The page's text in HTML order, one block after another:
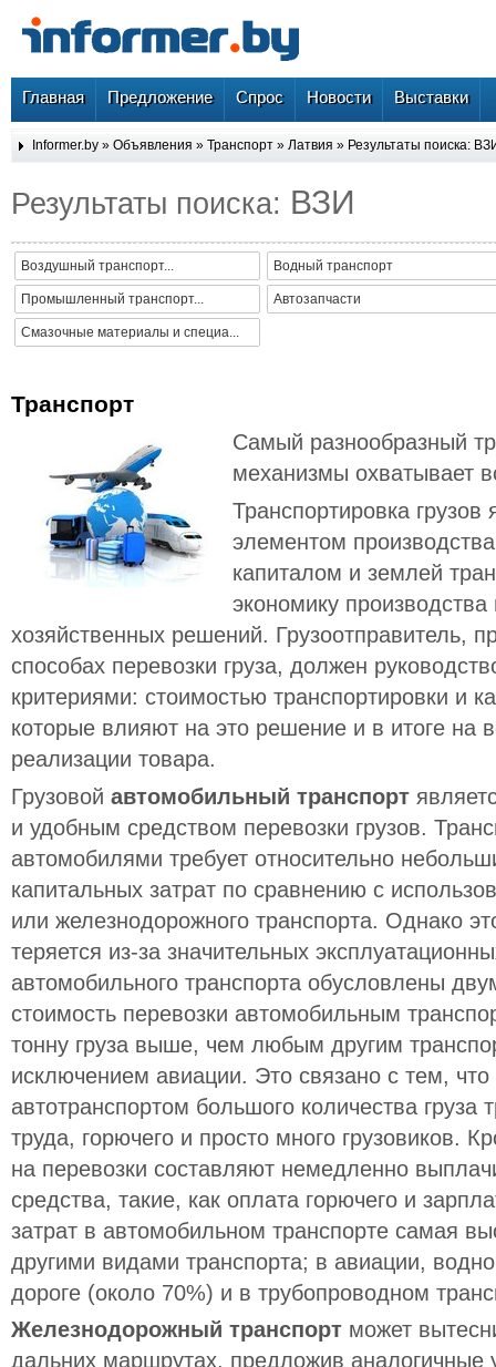
Главная Предложение Спрос Новости Выставки
Informer.by » Объявления » Транспорт » Латвия » Результаты поиска:
Результаты поиска: ВЗИ
Воздушный транспорт... Водный транспорт
Промышленный транспорт... Автозапчасти
Смазочные материалы и специа...
Транспорт
Самый разнообразный
механизмы охватывает
Транспортировка
элементом
капиталом и землей
экономику
хозяйственных решений. Грузоотправитель,
способах перевозки груза, должен
критериями: стоимостью транспортировки и
которые влияют на это решение и в итоге на
реализации товара.
Грузовой автомобильный транспорт
и удобным средством перевозки грузов.
автомобилями требует относительно
капитальных затрат по сравнению с
или железнодорожного транспорта. Однако
теряется из-за значительных
автомобильного транспорта обусловлены
стоимость перевозки автомобильным
тонну груза выше, чем любым другим
исключением авиации. Это связано с тем, что
автотранспортом большого количества груза
труда, горючего и просто много грузовиков.
на перевозки составляют немедленно
средства, такие, как оплата горючего и
затрат в автомобильном транспорте самая
другими видами транспорта; в авиации,
дороге (около 70%) и в трубопроводном
Железнодорожный транспорт может
дальних маршрутах, предложив аналогичные